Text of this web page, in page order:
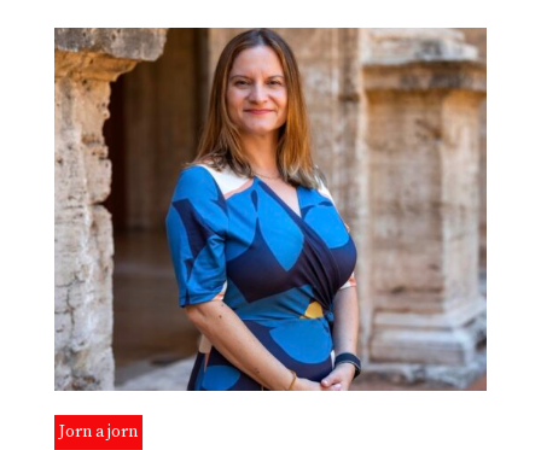
Jorn a jorn